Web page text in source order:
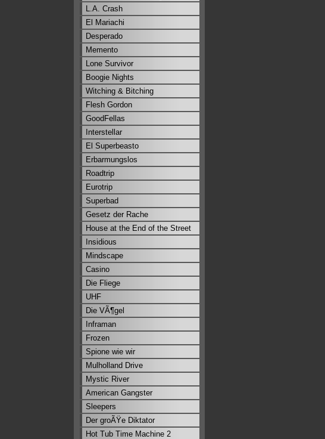
L.A. Crash
El Mariachi
Desperado
Memento
Lone Survivor
Boogie Nights
Witching & Bitching
Flesh Gordon
GoodFellas
Interstellar
El Superbeasto
Erbarmungslos
Roadtrip
Eurotrip
Superbad
Gesetz der Rache
House at the End of the Street
Insidious
Mindscape
Casino
Die Fliege
UHF
Die VÃ¶gel
Inframan
Frozen
Spione wie wir
Mulholland Drive
Mystic River
American Gangster
Sleepers
Der groÃŸe Diktator
Hot Tub Time Machine 2